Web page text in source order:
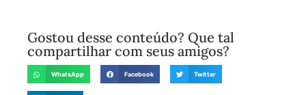
Gostou desse conteúdo? Que tal
compartilhar com seus amigos?
WhatsApp Facebook Twitter